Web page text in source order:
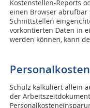
Kostenstellen-Reports
einen Browser abrufbar
Schnittstellen
vorkontierten Daten in
werden können, kann
Schulz kalkuliert allein
der